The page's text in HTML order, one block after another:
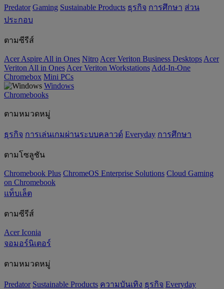
Predator Gaming ‌Sustainable Products ธุรกิจ การศึกษา ส่วน
ประกอบ
ตามซีรีส์
Acer Aspire All in Ones Nitro Acer Veriton Business Desktops Acer
Veriton All in Ones Acer Veriton Workstations Add-In-One
Chromebox Mini PCs
Windows
Chromebooks
ตามหมวดหมู่
ธุรกิจ การเล่นเกมผ่านระบบคลาวด์ Everyday การศึกษา
ตามโซลูชัน
Chromebook Plus ChromeOS Enterprise Solutions Cloud Gaming
on Chromebook
แท็บเล็ต
ตามซีรีส์
Acer Iconia
จอมอร์นิเตอร์
ตามหมวดหมู่
Predator ‌Sustainable Products ความบันเทิง ธุรกิจ Everyday